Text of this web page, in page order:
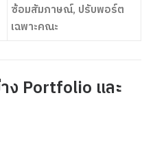
ซ้อมสัมภาษณ์, ปรับพอร์ต
เฉพาะคณะ
ง Portfolio และ